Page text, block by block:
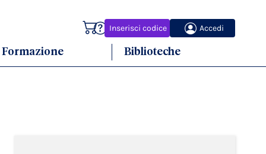
Inserisci codice Accedi
Carrello
Formazione Biblioteche